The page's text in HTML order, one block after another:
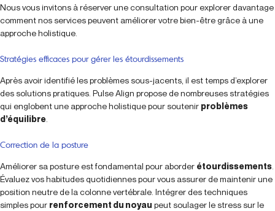
Nous vous invitons à réserver une consultation pour explorer davantage
comment nos services peuvent améliorer votre bien-être grâce à une
approche holistique.
Stratégies efficaces pour gérer les étourdissements
Après avoir identifié les problèmes sous-jacents, il est temps d’explorer
des solutions pratiques. Pulse Align propose de nombreuses stratégies
qui englobent une approche holistique pour soutenir problèmes
d’équilibre
Correction de la posture
Améliorer sa posture est fondamental pour aborder étourdissements
Évaluez vos habitudes quotidiennes pour vous assurer de maintenir une
position neutre de la colonne vertébrale. Intégrer des techniques
simples pour renforcement du noyau peut soulager le stress sur le